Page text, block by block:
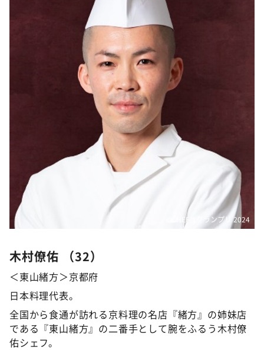
©️CHEF-1グランプリ 2024
木村僚佑 （32）
＜東山緒方＞京都府
日本料理代表。
全国から食通が訪れる京料理の名店『緒方』の姉妹店
である『東山緒方』の二番手として腕をふるう木村僚
佑シェフ。